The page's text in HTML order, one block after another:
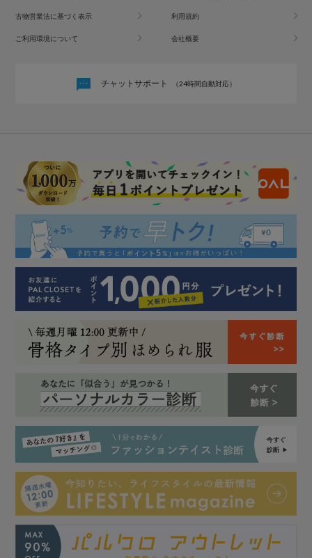
古物営業法に基づく表示 利用規約
ご利用環境について 会社概要
チャットサポート （24時間自動対応）